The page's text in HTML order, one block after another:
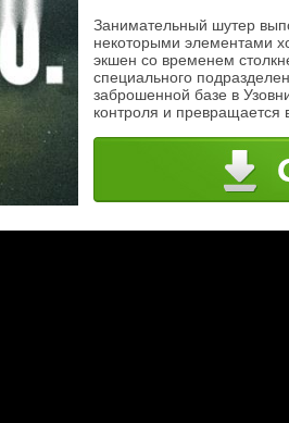
Занимательный шутер
некоторыми элементами
экшен со временем
специального
заброшенной базе в
контроля и превращается